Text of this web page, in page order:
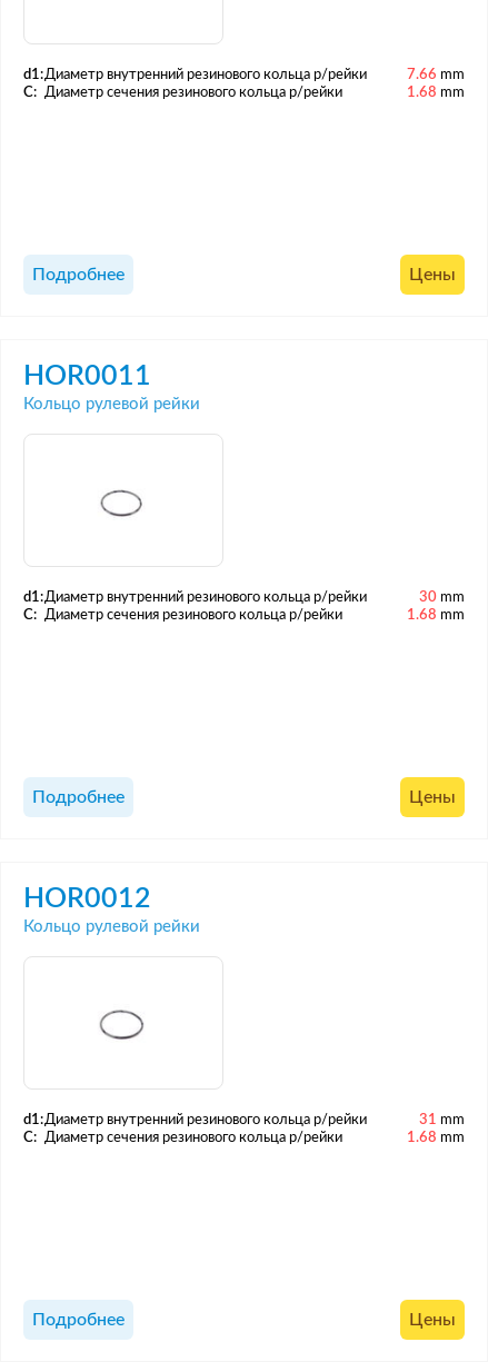
d1:Диаметр внутренний резинового кольца р/рейки 7.66 mm
C:
Диаметр сечения резинового кольца р/рейки 1.68 mm
Подробнее Цены
HOR0011
Кольцо рулевой рейки
d1:Диаметр внутренний резинового кольца р/рейки 30 mm
C:
Диаметр сечения резинового кольца р/рейки 1.68 mm
Подробнее Цены
HOR0012
Кольцо рулевой рейки
d1:Диаметр внутренний резинового кольца р/рейки 31
mm
C:
Диаметр сечения резинового кольца р/рейки 1.68 mm
Подробнее Цены